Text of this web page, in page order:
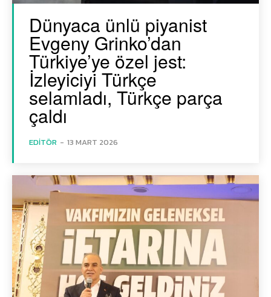
Dünyaca ünlü piyanist
Evgeny Grinko’dan
Türkiye’ye özel jest:
İzleyiciyi Türkçe
selamladı, Türkçe parça
çaldı
EDITÖR - 13 MART 2026